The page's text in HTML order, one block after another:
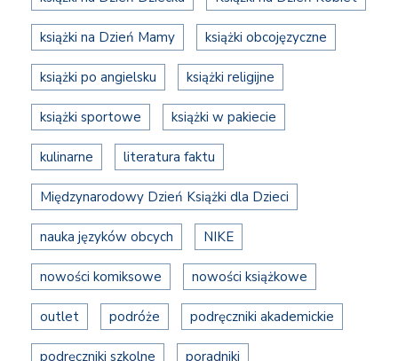
książki na Dzień Mamy książki obcojęzyczne
książki po angielsku książki religijne
książki sportowe książki w pakiecie
kulinarne literatura faktu
Międzynarodowy Dzień Książki dla Dzieci
nauka języków obcych NIKE
nowości komiksowe nowości książkowe
outlet podróże podręczniki akademickie
podręczniki szkolne poradniki